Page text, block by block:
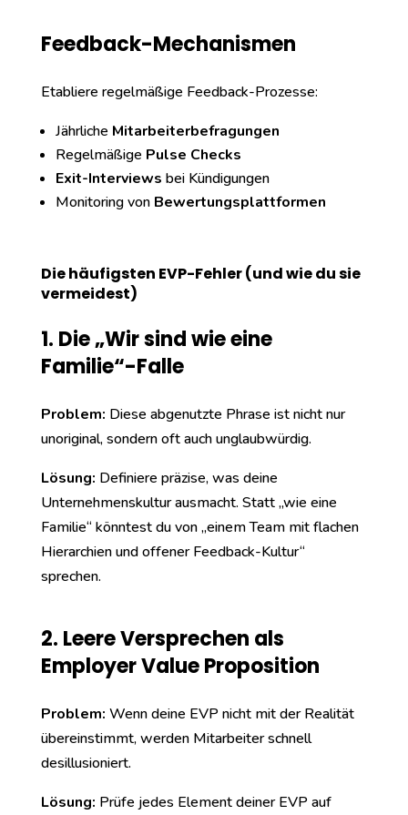
Feedback-Mechanismen
Etabliere regelmäßige Feedback-Prozesse:
Jährliche Mitarbeiterbefragungen
Regelmäßige Pulse Checks
Exit-Interviews bei Kündigungen
Monitoring von Bewertungsplattformen
Die häufigsten EVP-Fehler (und wie du sie
vermeidest)
1. Die „Wir sind wie eine
Familie“-Falle
Problem: Diese abgenutzte Phrase ist nicht nur
unoriginal, sondern oft auch unglaubwürdig.
Lösung: Definiere präzise, was deine
Unternehmenskultur ausmacht. Statt „wie eine
Familie“ könntest du von „einem Team mit flachen
Hierarchien und offener Feedback-Kultur“
sprechen.
2. Leere Versprechen als
Employer Value Proposition
Problem: Wenn deine EVP nicht mit der Realität
übereinstimmt, werden Mitarbeiter schnell
desillusioniert.
Lösung: Prüfe jedes Element deiner EVP auf